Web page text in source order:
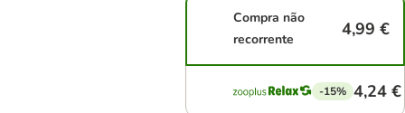
Compra não
recorrente
4,99 €
-15% 4,24 €